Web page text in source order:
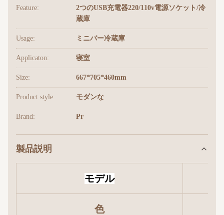
Feature:
2つのUSB充電器220/110v電源ソケット/冷
蔵庫
Usage: ミニバー冷蔵庫
Applicaton: 寝室
Size: 667*705*460mm
Product style: モダンな
Brand: Pr
製品説明
モデル
色